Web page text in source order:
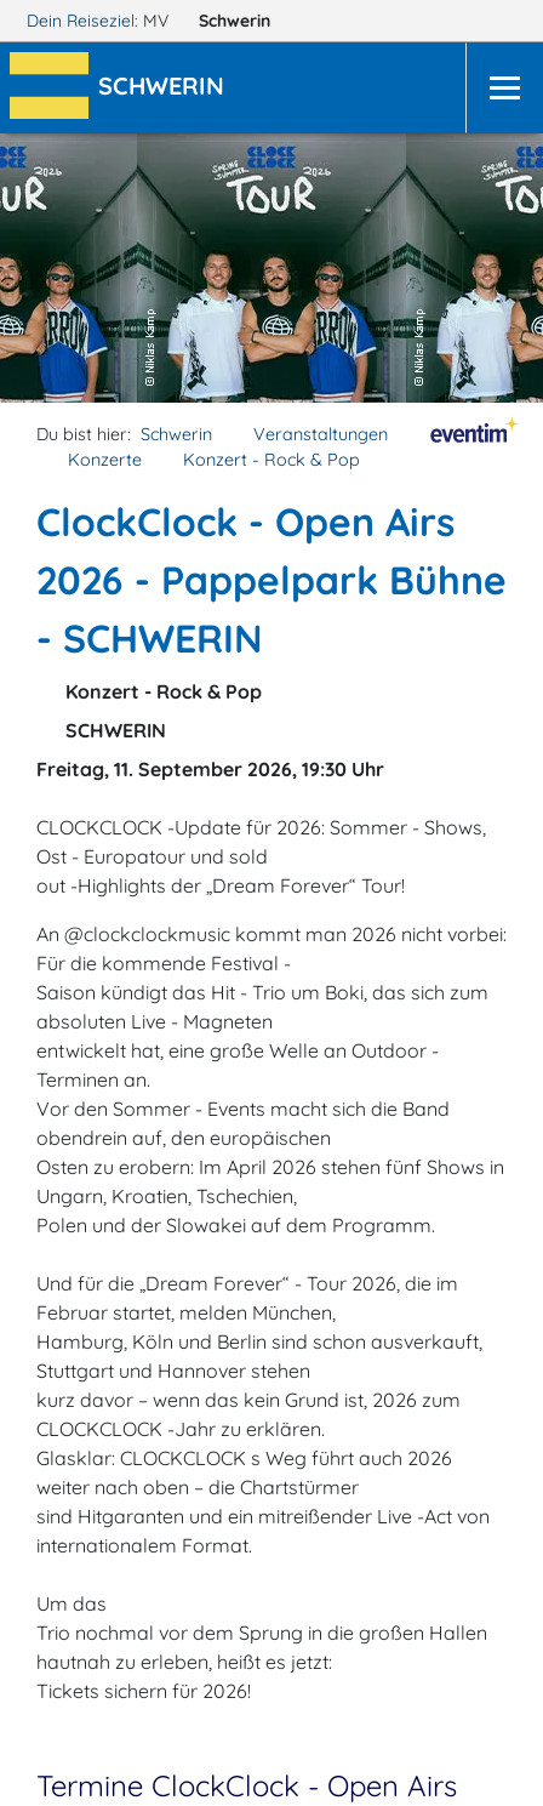
Dein Reiseziel: MV Schwerin
SCHWERIN
Du bist hier: Schwerin
Veranstaltungen
Konzerte
Konzert - Rock & Pop
ClockClock - Open Airs
2026 - Pappelpark Bühne
- SCHWERIN
Konzert - Rock & Pop
SCHWERIN
Freitag, 11. September 2026, 19:30 Uhr
CLOCKCLOCK -Update für 2026: Sommer - Shows,
Ost - Europatour und sold
out -Highlights der „Dream Forever“ Tour!
An @clockclockmusic kommt man 2026 nicht vorbei:
Für die kommende Festival -
Saison kündigt das Hit - Trio um Boki, das sich zum
absoluten Live - Magneten
entwickelt hat, eine große Welle an Outdoor -
Terminen an.
Vor den Sommer - Events macht sich die Band
obendrein auf, den europäischen
Osten zu erobern: Im April 2026 stehen fünf Shows in
Ungarn, Kroatien, Tschechien,
Polen und der Slowakei auf dem Programm.
Und für die „Dream Forever“ - Tour 2026, die im
Februar startet, melden München,
Hamburg, Köln und Berlin sind schon ausverkauft,
Stuttgart und Hannover stehen
kurz davor – wenn das kein Grund ist, 2026 zum
CLOCKCLOCK -Jahr zu erklären.
Glasklar: CLOCKCLOCK s Weg führt auch 2026
weiter nach oben – die Chartstürmer
sind Hitgaranten und ein mitreißender Live -Act von
internationalem Format.
Um das
Trio nochmal vor dem Sprung in die großen Hallen
hautnah zu erleben, heißt es jetzt:
Tickets sichern für 2026!
Termine ClockClock - Open Airs